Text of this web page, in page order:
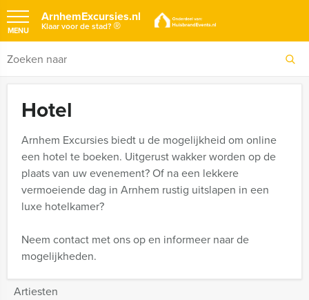
ArnhemExcursies.nl
Klaar voor de stad?®
MENU
Hotel
Arnhem Excursies biedt u de mogelijkheid om online
een hotel te boeken. Uitgerust wakker worden op de
plaats van uw evenement? Of na een lekkere
vermoeiende dag in Arnhem rustig uitslapen in een
luxe hotelkamer?
Neem contact met ons op en informeer naar de
mogelijkheden.
Artiesten